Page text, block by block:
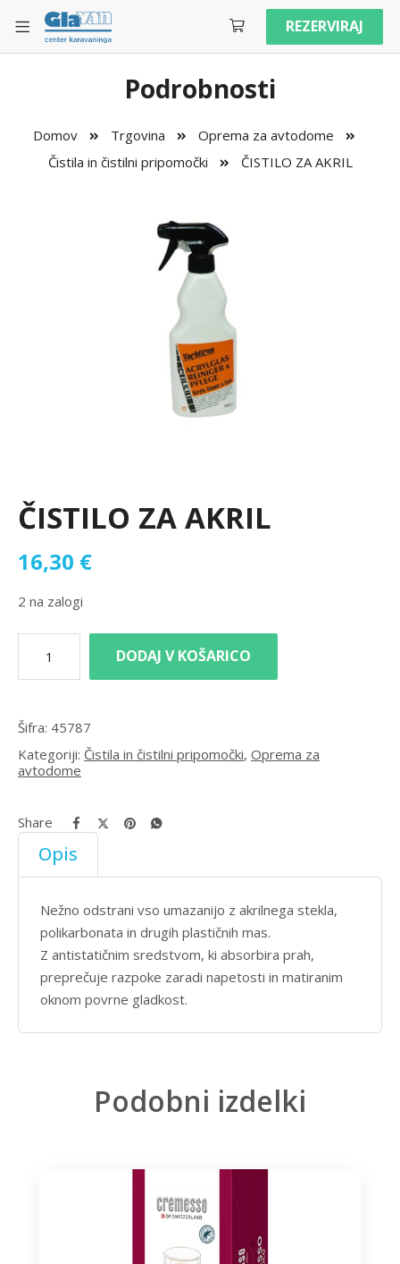
REZERVIRAJ
Podrobnosti
Domov Trgovina
Oprema za avtodome
Čistila in čistilni pripomočki
ČISTILO ZA AKRIL
ČISTILO ZA AKRIL
16,30 €
2 na zalogi
DODAJ V KOŠARICO
Šifra: 45787
Kategoriji: Čistila in čistilni pripomočki, Oprema za
avtodome
Share
Opis
Nežno odstrani vso umazanijo z akrilnega stekla,
polikarbonata in drugih plastičnih mas.
Z antistatičnim sredstvom, ki absorbira prah,
preprečuje razpoke zaradi napetosti in matiranim
oknom povrne gladkost.
Podobni izdelki